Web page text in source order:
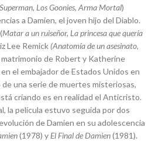
Superman, Los Goonies, Arma Mortal)
a Damien, el joven hijo del Diablo.
Matar a un ruiseñor, La princesa que quería
Lee Remick (Anatomía de un asesinato,
de Robert y Katherine
el embajador de Estados Unidos en
una serie de muertes misteriosas,
criando es en realidad el Anticristo.
la película estuvo seguida por dos
de Damien en su adolescencia
(1978) y El Final de Damien(1981).